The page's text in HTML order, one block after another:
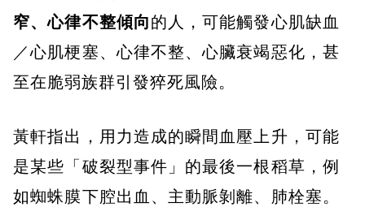
窄、心律不整傾向的人，可能觸發心肌缺血
／心肌梗塞、心律不整、心臟衰竭惡化，甚
至在脆弱族群引發猝死風險。
黃軒指出，用力造成的瞬間血壓上升，可能
是某些「破裂型事件」的最後一根稻草，例
如蜘蛛膜下腔出血、主動脈剝離、肺栓塞。